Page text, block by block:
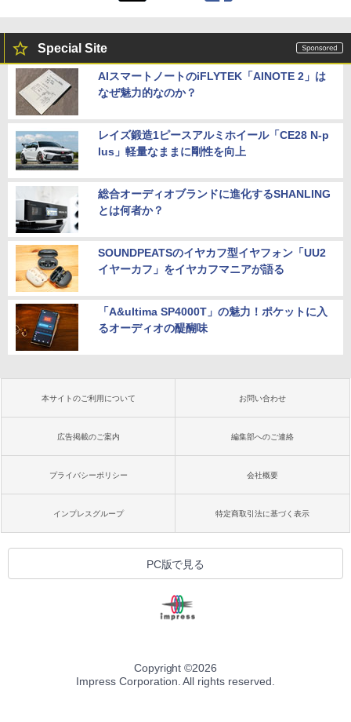
Special Site
AIスマートノートのiFLYTEK「AINOTE 2」は
なぜ魅力的なのか？
レイズ鍛造1ピースアルミホイール「CE28 N-p
lus」軽量なままに剛性を向上
総合オーディオブランドに進化するSHANLING
とは何者か？
SOUNDPEATSのイヤカフ型イヤフォン「UU2
イヤーカフ」をイヤカフマニアが語る
「A&ultima SP4000T」の魅力！ポケットに入
るオーディオの醍醐味
本サイトのご利用について お問い合わせ
広告掲載のご案内 編集部へのご連絡
プライバシーポリシー 会社概要
インプレスグループ 特定商取引法に基づく表示
PC版で見る
Copyright ©2026
Impress Corporation. All rights reserved.